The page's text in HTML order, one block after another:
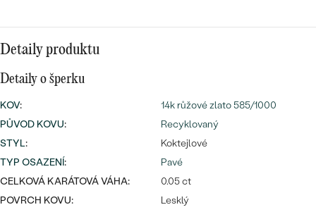
Wave kolekce
PROHLÉDNOUT
PODLE TVARU KAMENE
NA MÍRU
DIAMANTY
Personalizované
přívěsky
OBJEVIT
Nejprodávanější
prsteny
PROHLÉDNOUT
Detaily produktu
Detaily o šperku
KOV:
14k růžové zlato 585/1000
PŮVOD KOVU:
Recyklovaný
STYL:
Koktejlové
TYP OSAZENÍ:
Pavé
CELKOVÁ KARÁTOVÁ VÁHA:
0.05 ct
POVRCH KOVU:
Lesklý